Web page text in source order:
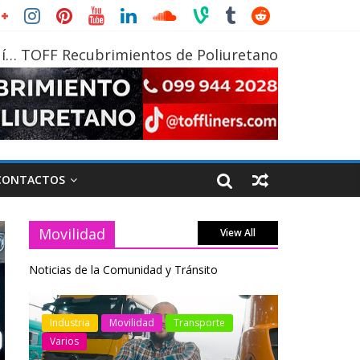
TOFF Recubrimientos de Poliuretano
Movilidad View All
Noticias de la Comunidad y Tránsito
Industria Movilidad
Transporte
Varios